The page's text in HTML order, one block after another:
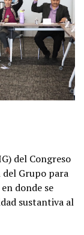
del Congreso
del Grupo para
donde se
sustantiva al